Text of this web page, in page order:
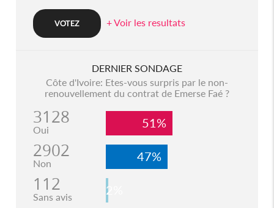
+ Voir les resultats
DERNIER SONDAGE
Côte d'Ivoire: Etes-vous surpris par le non-
renouvellement du contrat de Emerse Faé ?
3128
Oui 51%
2902
Non 47%
112
Sans avis 2%